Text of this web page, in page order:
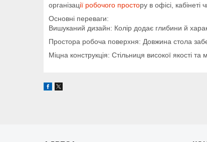
організації робочого простору в офісі,
Основні переваги:
Вишуканий дизайн: Колір додає глибини й
Простора робоча поверхня: Довжина стола
Міцна конструкція: Стільниця високої якості